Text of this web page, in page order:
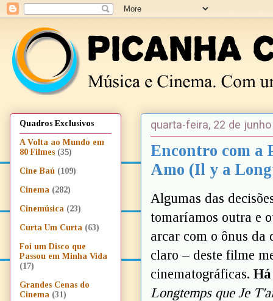
quarta-feira, 22 de
Encontro com a
Amo (Il y a
Algumas das
tomaríamos outra e
arcar com o ônus da
claro – deste filme
cinematográficas.
Longtemps que Je
Quadros Exclusivos
A Volta ao Mundo em
80 Filmes (35)
Cine Baú (109)
Cinema (282)
Cinemúsica (23)
Curta Um Curta (63)
Foi um Disco que
Passou em Minha Vida
(17)
Grandes Cenas do
Cinema (31)